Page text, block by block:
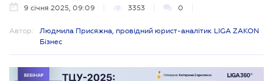
9 січня 2025, 09:09 3353 0
Автор:
Людмила Присяжна, провідний юрист-аналітик LIGA ZAKON
Бізнес